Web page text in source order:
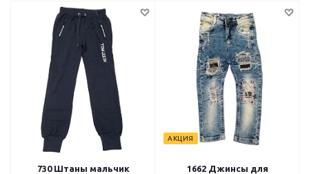
730 Штаны мальчик
АКЦИЯ
1662 Джинсы для